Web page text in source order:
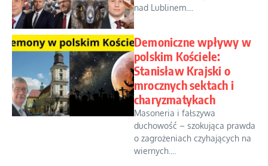
nad Lublinem....
Demoniczne wpływy w
polskim Kościele:
Stanisław Krajski o
mrocznych sektach i
charyzmatykach
Masoneria i fałszywa
duchowość – szokująca prawda
o zagrożeniach czyhających na
wiernych....